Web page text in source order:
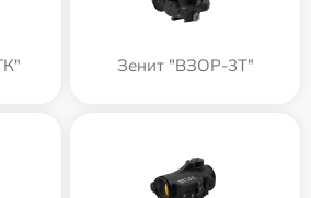
Зенит "ВЗОР-3Т"